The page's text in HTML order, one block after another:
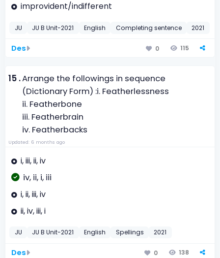
improvident/indifferent
JU JU B Unit-2021 English Completing sentence 2021
Des 0 115
15 .Arrange the followings in sequence
(Dictionary Form) :i. Featherlessness
ii. Featherbone
iii. Featherbrain
iv. Featherbacks
Updated: 6 months ago
i, iii, ii, iv
iv, ii, i, iii
i, ii, iii, iv
ii, iv, iii, i
JU JU B Unit-2021 English Spellings 2021
Des 0 138